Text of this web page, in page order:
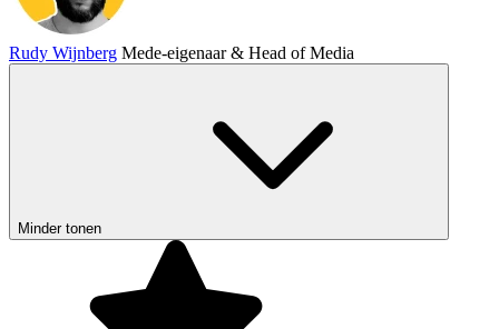
Rudy Wijnberg Mede-eigenaar & Head of Media
Minder tonen